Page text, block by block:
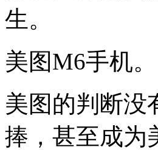
生。
美图M6手机。
美图的判断没
捧，甚至成为